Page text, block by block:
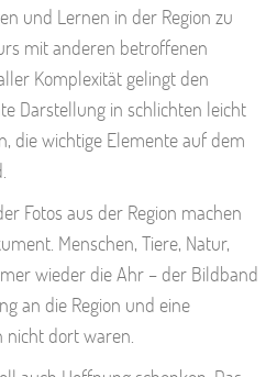
und Lernen in der Region zu
mit anderen betroffenen
Komplexität gelingt den
Darstellung in schlichten leicht
die wichtige Elemente auf dem
Fotos aus der Region machen
Menschen, Tiere, Natur,
wieder die Ahr – der Bildband
an die Region und eine
dort waren.